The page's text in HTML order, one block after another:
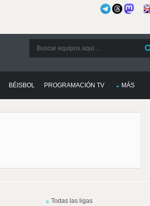
BÉISBOL PROGRAMACIÓN TV MÁS
Todas las ligas